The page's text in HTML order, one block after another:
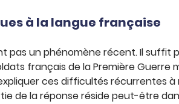
à la langue française
pas un phénomène récent. Il suffit
français de la Première Guerre
ces difficultés récurrentes à
de la réponse réside peut-être